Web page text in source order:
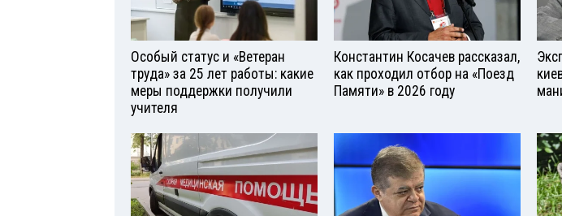
Особый статус и «Ветеран
труда» за 25 лет работы: какие
меры поддержки получили
учителя
Константин Косачев рассказал,
как проходил отбор на «Поезд
Памяти» в 2026 году